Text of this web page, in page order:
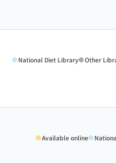
National Diet Library Other
Available online